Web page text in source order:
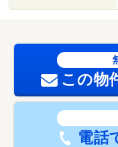
この物
電話